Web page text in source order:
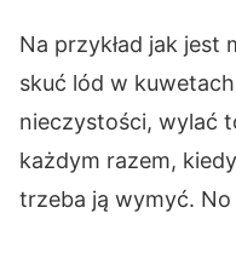
Na przykład jak jest
skuć lód w
nieczystości, wylać
każdym razem,
trzeba ją wymyć.